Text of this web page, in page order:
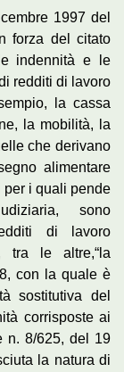
1997 del
forza del citato
indennità e le
redditi di lavoro
la cassa
la mobilità, la
che derivano
alimentare
i quali pende
sono
di lavoro
tra le altre,“la
con la quale è
sostitutiva del
corrisposte ai
n. 8/625, del 19
la natura di